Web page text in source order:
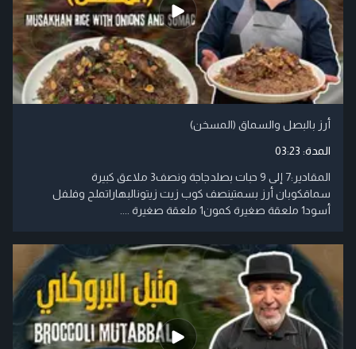
أرز بالبصل والسماق (المسخن)
المدة: 03:23
المقادير:7 إلى 9 حبات بصلدجاجة ونصف3 ملاعق كبيرة
سماقكوبان أرز بسمتينصف كوب زيت زيتونالبهاراتملح وفلفل
أسود1 ملعقة صغيرة كمون1 ملعقة صغيرة ....